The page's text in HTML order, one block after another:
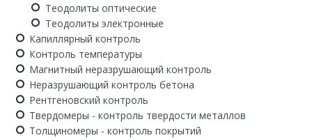
Теодолиты оптические
Теодолиты электронные
Капиллярный контроль
Контроль температуры
Магнитный неразрушающий контроль
Неразрушающий контроль бетона
Рентгеновский контроль
Твердомеры - контроль твердости металлов
Толщиномеры - контроль покрытий